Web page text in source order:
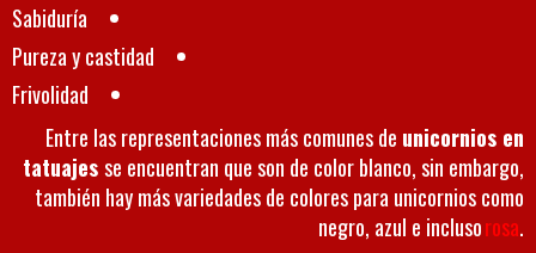
Sabiduría
Pureza y castidad
Frivolidad
Entre las representaciones más comunes de unicornios en
tatuajesse encuentran que son de color blanco, sin embargo,
también hay más variedades de colores para unicornios como
negro, azul e inclusorosa.